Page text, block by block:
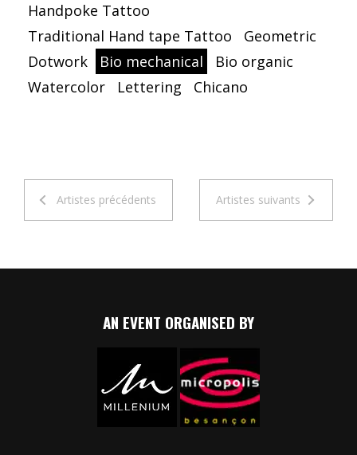
Handpoke Tattoo
Traditional Hand tape Tattoo
Geometric
Dotwork
Bio mechanical
Bio organic
Watercolor
Lettering Chicano
Artistes précédents Artistes suivants
AN EVENT ORGANISED BY